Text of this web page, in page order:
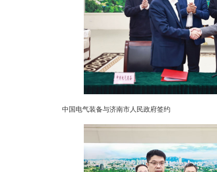
中国电气装备与济南市人民政府签约